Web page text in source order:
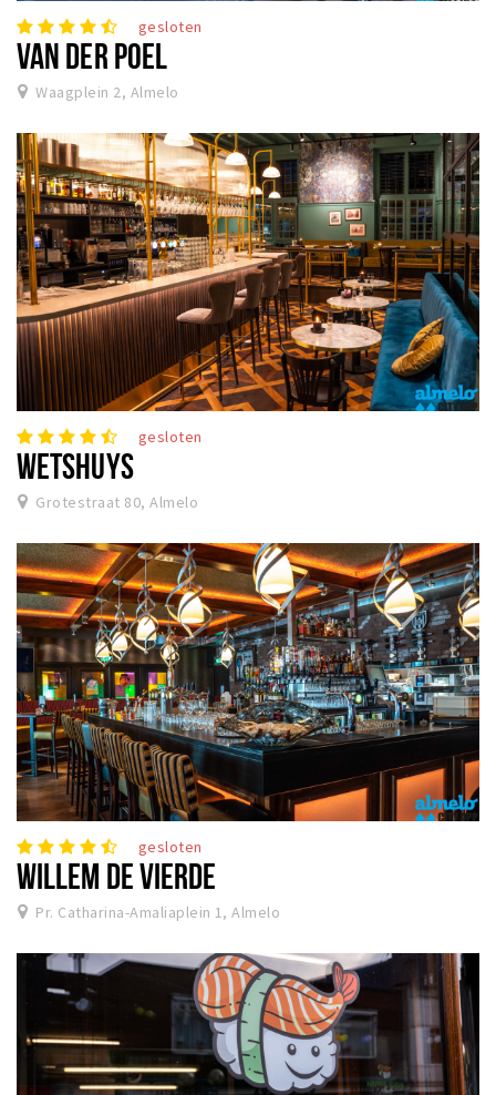
gesloten
VAN DER POEL
Waagplein 2, Almelo
gesloten
WETSHUYS
Grotestraat 80, Almelo
gesloten
WILLEM DE VIERDE
Pr. Catharina-Amaliaplein 1, Almelo